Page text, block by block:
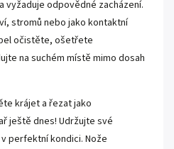
vyžaduje odpovědné zacházení.
stromů nebo jako kontaktní
očistěte, ošetřete
na suchém místě mimo dosah
krájet a řezat jako
ještě dnes! Udržujte své
perfektní kondici. Nože